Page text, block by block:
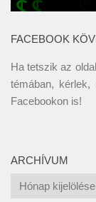
FACEBOOK
Ha tetszik az
témában,
Facebookon is!
ARCHÍVUM
Archívum